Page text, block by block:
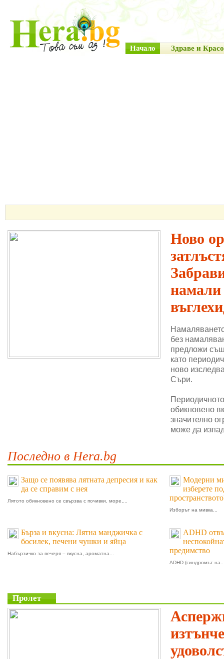
Начало Здраве и
Ново
намали
без
предложи
като
ново
Съри.
обикновено
значително
може да
Последно в Hera.bg
Защо се появява лятната депресия и как
да се справим с нея
Лятото обикновено се свързва с почивки, море,...
Модерни
изберете
Изборът на мивка...
Бърза и вкусна: Лятна манджичка с
босилек, печени чушки и яйца
Набързичко за вечеря – вкусна, ароматна...
ADHD
предимство
ADHD (синдромът
Пролет